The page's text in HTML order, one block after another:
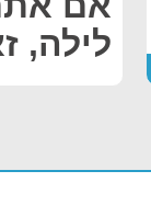
לילה,